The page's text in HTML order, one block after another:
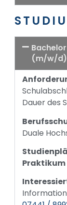
(m/w/d)
Dauer des
Duale